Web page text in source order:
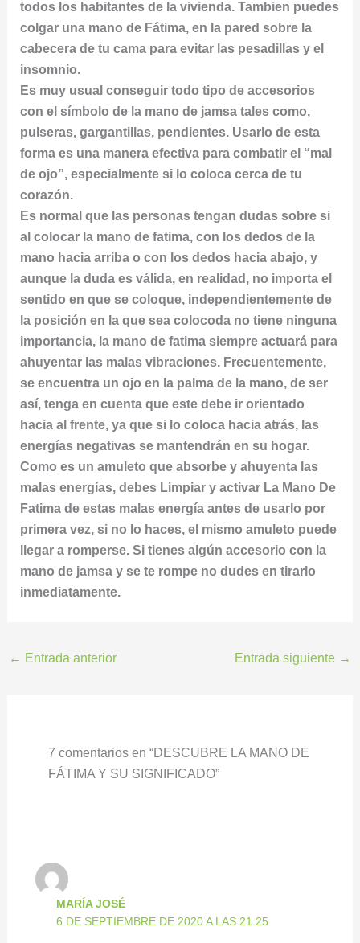
todos los habitantes de la vivienda. Tambien puedes
colgar una mano de Fátima, en la pared sobre la
cabecera de tu cama para evitar las pesadillas y el
insomnio.
Es muy usual conseguir todo tipo de accesorios
con el símbolo de la mano de jamsa tales como,
pulseras, gargantillas, pendientes. Usarlo de esta
forma es una manera efectiva para combatir el “mal
de ojo”, especialmente si lo coloca cerca de tu
corazón.
Es normal que las personas tengan dudas sobre si
al colocar la mano de fatima, con los dedos de la
mano hacia arriba o con los dedos hacia abajo, y
aunque la duda es válida, en realidad, no importa el
sentido en que se coloque, independientemente de
la posición en la que sea colocoda no tiene ninguna
importancia, la mano de fatima siempre actuará para
ahuyentar las malas vibraciones. Frecuentemente,
se encuentra un ojo en la palma de la mano, de ser
así, tenga en cuenta que este debe ir orientado
hacia al frente, ya que si lo coloca hacia atrás, las
energías negativas se mantendrán en su hogar.
Como es un amuleto que absorbe y ahuyenta las
malas energías, debes Limpiar y activar La Mano De
Fatima de estas malas energía antes de usarlo por
primera vez, si no lo haces, el mismo amuleto puede
llegar a romperse. Si tienes algún accesorio con la
mano de jamsa y se te rompe no dudes en tirarlo
inmediatamente.
← Entrada anterior Entrada siguiente →
7 comentarios en “DESCUBRE LA MANO DE
FÁTIMA Y SU SIGNIFICADO”
MARÍA JOSÉ
6 DE SEPTIEMBRE DE 2020 A LAS 21:25